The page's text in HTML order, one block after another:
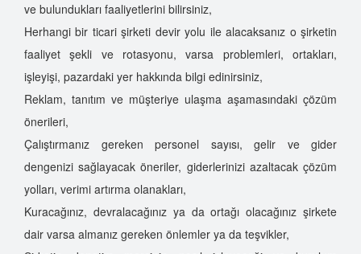
ve bulundukları faaliyetlerini bilirsiniz,
Herhangi bir ticari şirketi devir yolu ile alacaksanız o şirketin
faaliyet şekli ve rotasyonu, varsa problemleri, ortakları,
işleyişi, pazardaki yer hakkında bilgi edinirsiniz,
Reklam, tanıtım ve müşteriye ulaşma aşamasındaki çözüm
önerileri,
Çalıştırmanız gereken personel sayısı, gelir ve gider
dengenizi sağlayacak öneriler, giderlerinizi azaltacak çözüm
yolları, verimi artırma olanakları,
Kuracağınız, devralacağınız ya da ortağı olacağınız şirkete
dair varsa almanız gereken önlemler ya da teşvikler,